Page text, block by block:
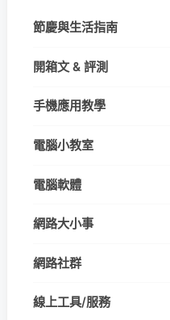
節慶與生活指南
開箱文 & 評測
手機應用教學
電腦小教室
電腦軟體
網路大小事
網路社群
線上工具/服務